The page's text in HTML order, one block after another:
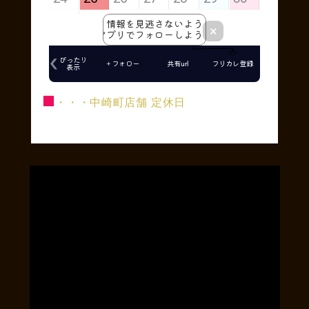
■ ・・・中崎町店舗 定休日